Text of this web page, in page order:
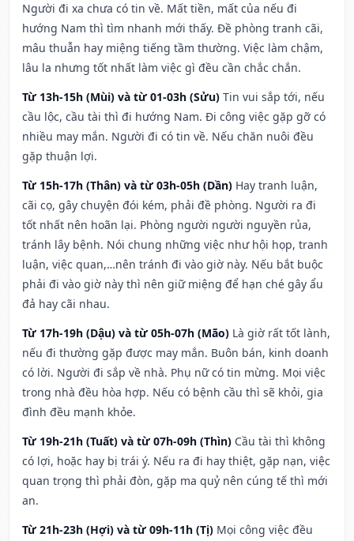
Người đi xa chưa có tin về. Mất tiền, mất của nếu đi
hướng Nam thì tìm nhanh mới thấy. Đề phòng tranh cãi,
mâu thuẫn hay miệng tiếng tầm thường. Việc làm chậm,
lâu la nhưng tốt nhất làm việc gì đều cần chắc chắn.
Từ 13h-15h (Mùi) và từ 01-03h (Sửu) Tin vui sắp tới, nếu
cầu lộc, cầu tài thì đi hướng Nam. Đi công việc gặp gỡ có
nhiều may mắn. Người đi có tin về. Nếu chăn nuôi đều
gặp thuận lợi.
Từ 15h-17h (Thân) và từ 03h-05h (Dần) Hay tranh luận,
cãi cọ, gây chuyện đói kém, phải đề phòng. Người ra đi
tốt nhất nên hoãn lại. Phòng người người nguyền rủa,
tránh lây bệnh. Nói chung những việc như hội họp, tranh
luận, việc quan,…nên tránh đi vào giờ này. Nếu bắt buộc
phải đi vào giờ này thì nên giữ miệng để hạn ché gây ẩu
đả hay cãi nhau.
Từ 17h-19h (Dậu) và từ 05h-07h (Mão) Là giờ rất tốt lành,
nếu đi thường gặp được may mắn. Buôn bán, kinh doanh
có lời. Người đi sắp về nhà. Phụ nữ có tin mừng. Mọi việc
trong nhà đều hòa hợp. Nếu có bệnh cầu thì sẽ khỏi, gia
đình đều mạnh khỏe.
Từ 19h-21h (Tuất) và từ 07h-09h (Thìn) Cầu tài thì không
có lợi, hoặc hay bị trái ý. Nếu ra đi hay thiệt, gặp nạn, việc
quan trọng thì phải đòn, gặp ma quỷ nên cúng tế thì mới
an.
Từ 21h-23h (Hợi) và từ 09h-11h (Tị) Mọi công việc đều